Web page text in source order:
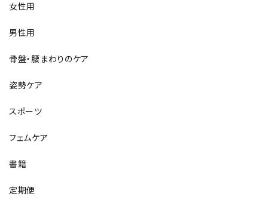
女性用
男性用
骨盤・腰まわりのケア
姿勢ケア
スポーツ
フェムケア
書籍
定期便